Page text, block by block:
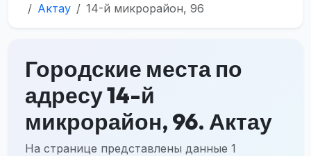
Актау
14-й микрорайон, 96
Городские места по
адресу 14-й
микрорайон, 96. Актау
На странице представлены данные 1